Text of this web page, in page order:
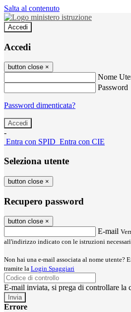
Salta al contenuto
Accedi
Accedi
button close ×
Nome
Password
Password dimenticata?
-
Entra con SPID Entra con CIE
Seleziona utente
button close ×
Recupero password
button close ×
E-mail
all'indirizzo indicato con le istruzioni
Non hai una e-mail associata al nome utente?
tramite la Login Spaggiari
E-mail inviata, si prega di controllare la
Errore